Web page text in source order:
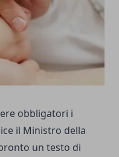
obbligatori i
il Ministro della
un testo di